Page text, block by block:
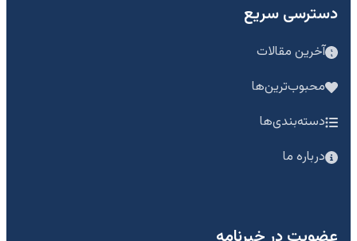
دسترسی سریع
آخرین مقالات
محبوب‌ترین‌ها
دسته‌بندی‌ها
درباره ما